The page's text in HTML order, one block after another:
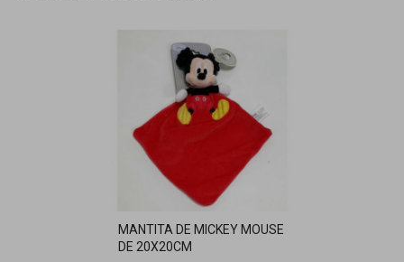
MANTITA DE MICKEY MOUSE
DE 20X20CM